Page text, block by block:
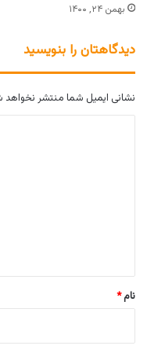
بهمن ۲۴, ۱۴۰۰
دیدگاهتان را بنویسید
نشانی ایمیل شما منتشر
نام*